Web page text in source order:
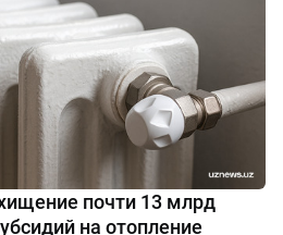
почти 13 млрд
на отопление